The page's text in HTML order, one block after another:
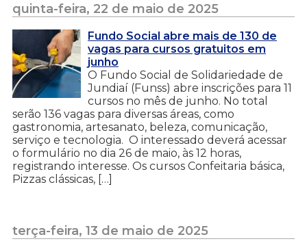
quinta-feira, 22 de maio de 2025
Fundo Social abre mais de 130 de
vagas para cursos gratuitos em
junho
O Fundo Social de Solidariedade de
Jundiaí (Funss) abre inscrições para 11
cursos no mês de junho. No total
serão 136 vagas para diversas áreas, como
gastronomia, artesanato, beleza, comunicação,
serviço e tecnologia. O interessado deverá acessar
o formulário no dia 26 de maio, às 12 horas,
registrando interesse. Os cursos Confeitaria básica,
Pizzas clássicas, […]
terça-feira, 13 de maio de 2025